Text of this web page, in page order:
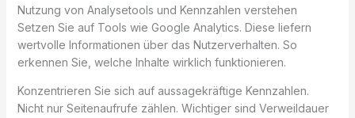
Nutzung von Analysetools und Kennzahlen verstehen
Setzen Sie auf Tools wie Google Analytics. Diese liefern
wertvolle Informationen über das Nutzerverhalten. So
erkennen Sie, welche Inhalte wirklich funktionieren.
Konzentrieren Sie sich auf aussagekräftige Kennzahlen.
Nicht nur Seitenaufrufe zählen. Wichtiger sind Verweildauer